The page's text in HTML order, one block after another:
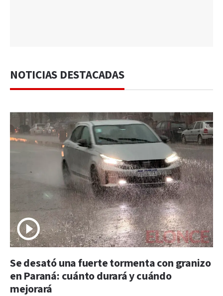
NOTICIAS DESTACADAS
Se desató una fuerte tormenta con granizo
en Paraná: cuánto durará y cuándo
mejorará